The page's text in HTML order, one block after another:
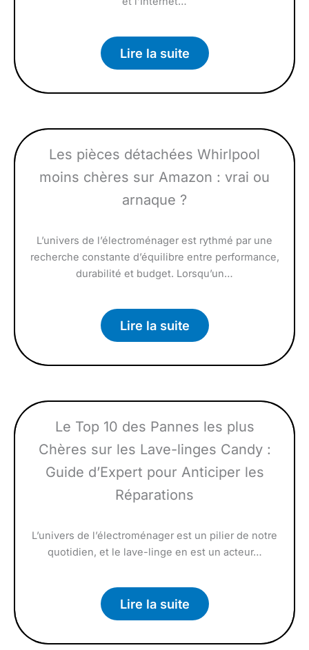
Lire la suite
Les pièces détachées Whirlpool
moins chères sur Amazon : vrai ou
arnaque ?
L’univers de l’électroménager est rythmé par une
recherche constante d’équilibre entre performance,
durabilité et budget. Lorsqu’un…
Lire la suite
Le Top 10 des Pannes les plus
Chères sur les Lave-linges Candy :
Guide d’Expert pour Anticiper les
Réparations
L’univers de l’électroménager est un pilier de notre
quotidien, et le lave-linge en est un acteur…
Lire la suite